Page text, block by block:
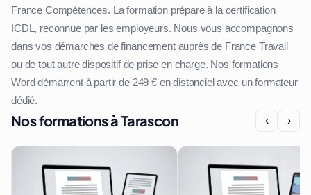
France Compétences. La formation prépare à la certification
ICDL, reconnue par les employeurs. Nous vous accompagnons
dans vos démarches de financement auprès de France Travail
ou de tout autre dispositif de prise en charge. Nos formations
Word démarrent à partir de 249 € en distanciel avec un formateur
dédié.
Nos formations à Tarascon ‹ ›